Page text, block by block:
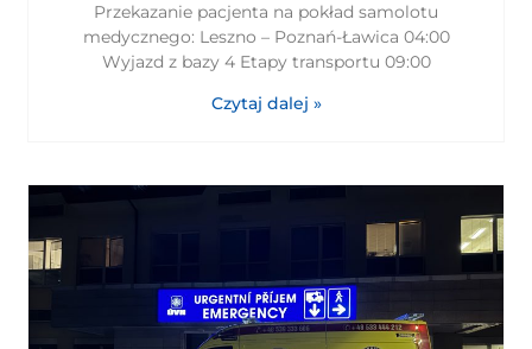
Przekazanie pacjenta na pokład samolotu
medycznego: Leszno – Poznań-Ławica 04:00
Wyjazd z bazy 4 Etapy transportu 09:00
Czytaj dalej »